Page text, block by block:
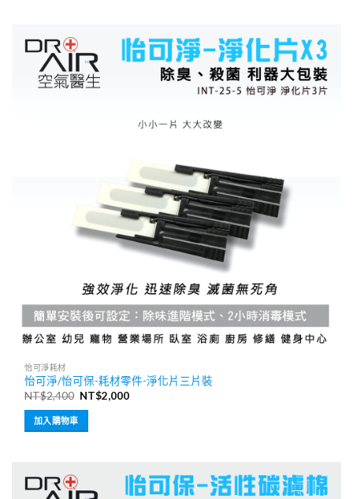
怡可淨耗材
怡可淨/怡可保-耗材零件-淨化片三片裝
NT$2,400 原
NT$2,400。
NT$2,000目
加入購物車